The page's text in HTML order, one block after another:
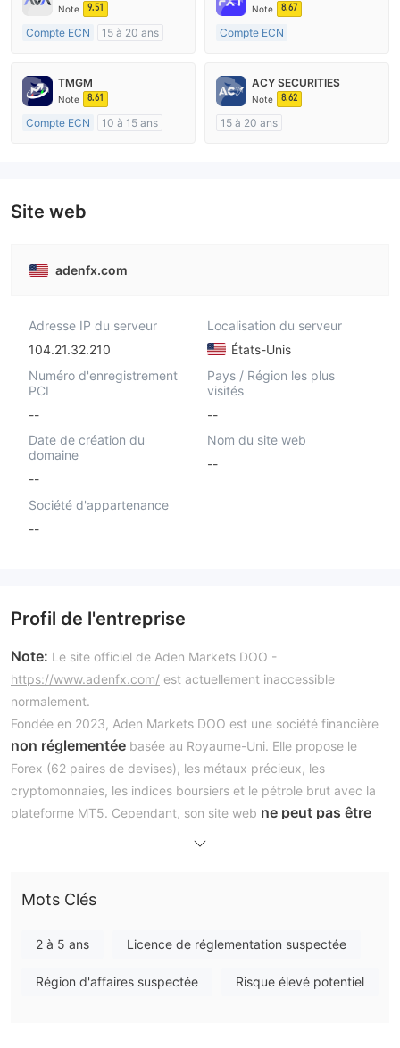
Note 9.51
Compte ECN
15 à 20 ans
Market Making (MM)
Etiquette principale MT4
Note 8.67
Compte ECN
Market Making (MM)
Etiquette principale MT4
TMGM
Note 8.61
Compte ECN
10 à 15 ans
ACY SECURITIES
Note 8.62
15 à 20 ans
Site web
adenfx.com
Adresse IP du serveur
104.21.32.210
Localisation du serveur
États-Unis
Numéro d'enregistrement
PCI
--
Pays / Région les plus
visités
--
Date de création du
domaine
--
Nom du site web
--
Société d'appartenance
--
Profil de l'entreprise
Note: Le site officiel de Aden Markets DOO -
https://www.adenfx.com/ est actuellement inaccessible
normalement.
Fondée en 2023, Aden Markets DOO est une société financière
non réglementée basée au Royaume-Uni. Elle propose le
Forex (62 paires de devises), les métaux précieux, les
cryptomonnaies, les indices boursiers et le pétrole brut avec la
plateforme MT5. Cependant, son site web ne peut pas être
Actuellement, Aden Markets DOOne dispose pas d'une
courtiers réglementés.
Mots Clés
2 à 5 ans Licence de réglementation suspectée
Région d'affaires suspectée Risque élevé potentiel